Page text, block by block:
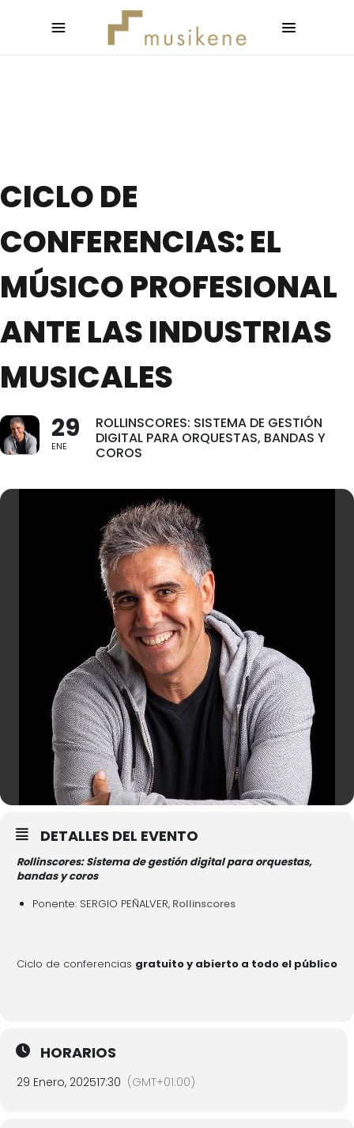
CICLO DE
CONFERENCIAS: EL
MÚSICO PROFESIONAL
ANTE LAS INDUSTRIAS
MUSICALES
29
ENE
ROLLINSCORES: SISTEMA DE GESTIÓN
DIGITAL PARA ORQUESTAS, BANDAS Y
COROS
DETALLES DEL EVENTO
Rollinscores: Sistema de gestión digital para orquestas,
bandas y coros
Ponente: SERGIO PEÑALVER, Rollinscores
Ciclo de conferencias gratuito y abierto a todo el público
HORARIOS
29 Enero, 202517:30 (GMT+01:00)